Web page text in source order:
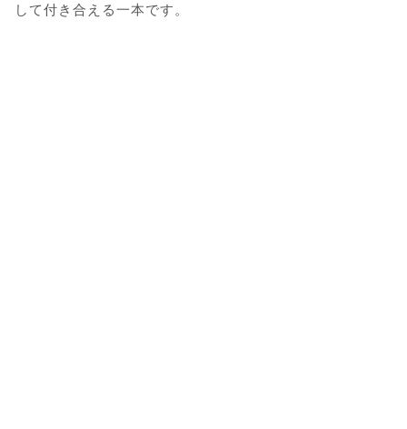
して付き合える一本です。